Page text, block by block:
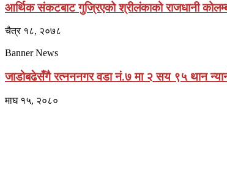
आर्थिक संकटबाट गुज्रिएको श्रीलंकाको राजधानी
चैत्र १८, २०७८
Banner News
जाडोबढेसँगै रत्नननगर वडा नं.७ मा २ सय ९५ थान
माघ १५, २०८०